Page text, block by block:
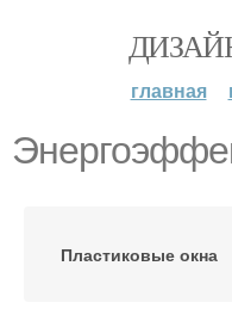
главная
Пластиковые окна